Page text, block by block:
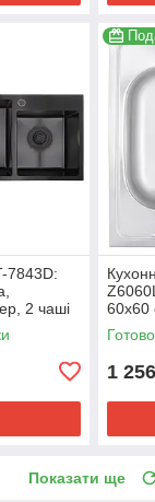
7843D:
2 чаші
60x60
з
1 256
Показати ще